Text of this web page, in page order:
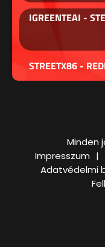
IGREENTEAI -
STREETX86 -
Minden
Impresszum
Adatvédelmi